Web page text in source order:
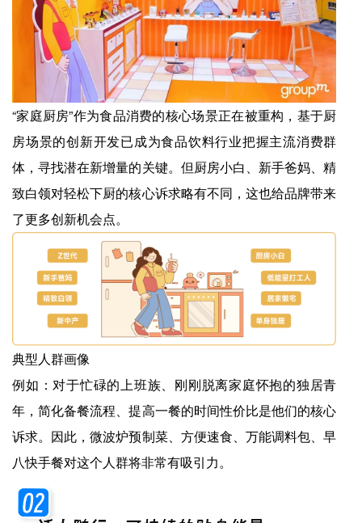
“家庭厨房”作为食品消费的核心场景正在被重构，基于厨
房场景的创新开发已成为食品饮料行业把握主流消费群
体，寻找潜在新增量的关键。但厨房小白、新手爸妈、精
致白领对轻松下厨的核心诉求略有不同，这也给品牌带来
了更多创新机会点。
典型人群画像
例如：对于忙碌的上班族、刚刚脱离家庭怀抱的独居青
年，简化备餐流程、提高一餐的时间性价比是他们的核心
诉求。因此，微波炉预制菜、方便速食、万能调料包、早
八快手餐对这个人群将非常有吸引力。